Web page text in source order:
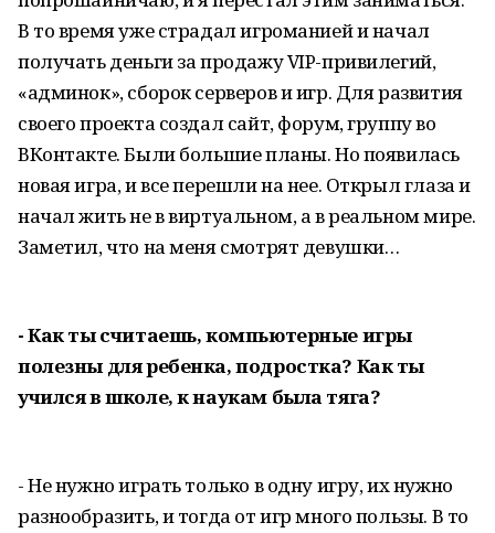
В то время уже страдал игроманией и начал
получать деньги за продажу VIP-привилегий,
«админок», сборок серверов и игр. Для развития
своего проекта создал сайт, форум, группу во
ВКонтакте. Были большие планы. Но появилась
новая игра, и все перешли на нее. Открыл глаза и
начал жить не в виртуальном, а в реальном мире.
Заметил, что на меня смотрят девушки…
- Как ты считаешь, компьютерные игры
полезны для ребенка, подростка? Как ты
учился в школе, к наукам была тяга?
- Не нужно играть только в одну игру, их нужно
разнообразить, и тогда от игр много пользы. В то